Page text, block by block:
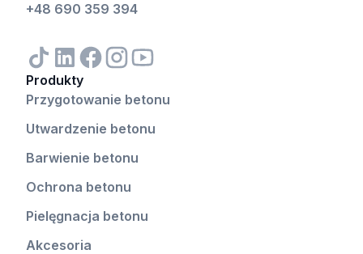
+48 690 359 394
Produkty
Przygotowanie betonu
Utwardzenie betonu
Barwienie betonu
Ochrona betonu
Pielęgnacja betonu
Akcesoria